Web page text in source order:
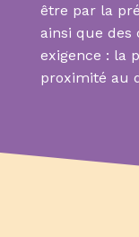
être par la
ainsi que des
exigence : la
proximité au